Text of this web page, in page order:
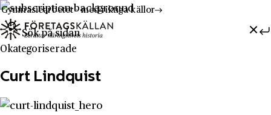
Hoppa till innehåll
Till innehåll
Gymnasiearbetet - med riktiga källor
Sök efter:
Okategoriserade
Curt Lindquist